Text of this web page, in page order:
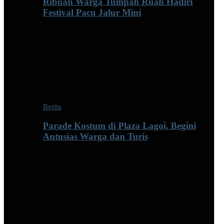
Festival Pacu Jalur Mini
Berita
Parade Kostum di Plaza Lagoi, Begini
Antusias Warga dan Turis